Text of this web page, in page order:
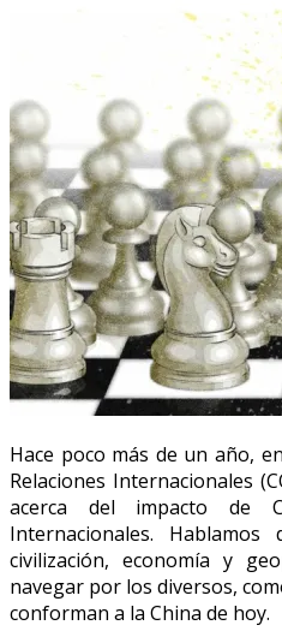
Hace poco más de un año,
Relaciones Internacionales
acerca del impacto de
Internacionales.
civilización, economía y
navegar por los diversos,
conforman a la China de hoy.